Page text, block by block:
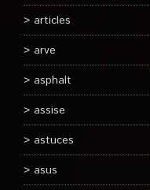
articles
arve
asphalt
assise
astuces
asus